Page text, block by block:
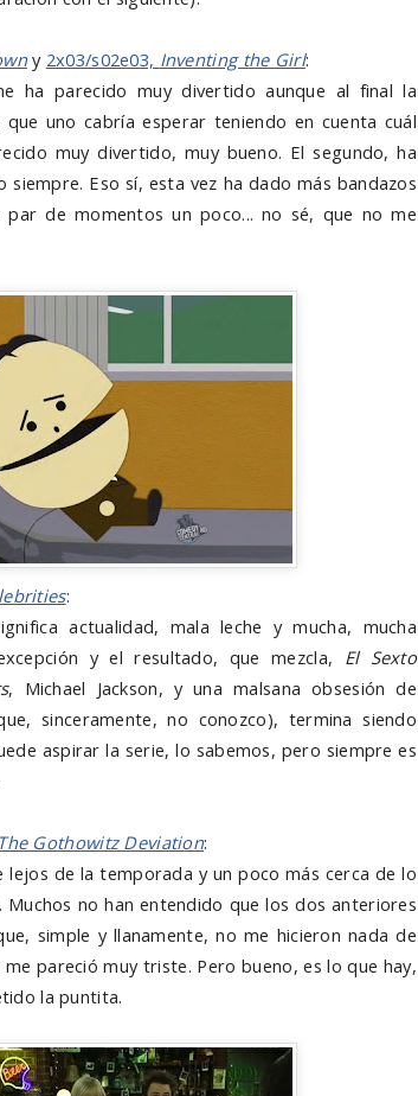
y 2x03/s02e03, Inventing the Girl:
ha parecido muy divertido aunque al final la
uno cabría esperar teniendo en cuenta cuál
muy divertido, muy bueno. El segundo, ha
Eso sí, esta vez ha dado más bandazos
de momentos un poco... no sé, que no me
:
actualidad, mala leche y mucha, mucha
y el resultado, que mezcla, El Sexto
, Michael Jackson, y una malsana obsesión de
sinceramente, no conozco), termina siendo
aspirar la serie, lo sabemos, pero siempre es
The Gothowitz Deviation:
de la temporada y un poco más cerca de lo
no han entendido que los dos anteriores
simple y llanamente, no me hicieron nada de
pareció muy triste. Pero bueno, es lo que hay,
la puntita.